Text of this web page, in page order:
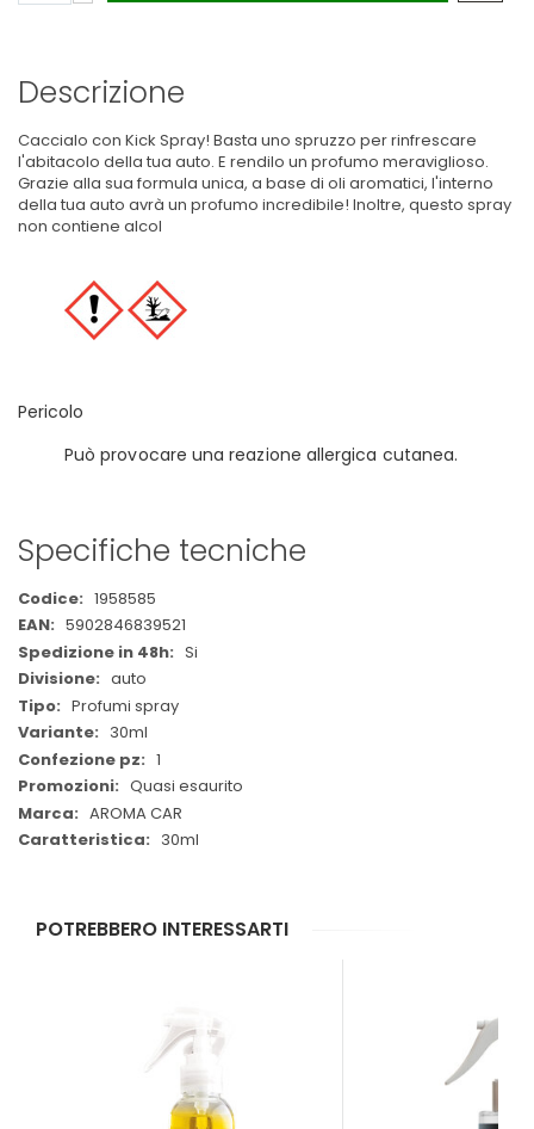
Descrizione
Caccialo con Kick Spray! Basta uno spruzzo per rinfrescare
l'abitacolo della tua auto. E rendilo un profumo meraviglioso.
Grazie alla sua formula unica, a base di oli aromatici, l'interno
della tua auto avrà un profumo incredibile! Inoltre, questo spray
non contiene alcol
Pericolo
Può provocare una reazione allergica cutanea.
Specifiche tecniche
Maggiori
Informazioni
1958585
5902846839521
Si
auto
Profumi spray
30ml
1
Quasi esaurito
AROMA CAR
30ml
POTREBBERO INTERESSARTI